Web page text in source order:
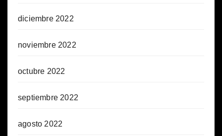
diciembre 2022
noviembre 2022
octubre 2022
septiembre 2022
agosto 2022